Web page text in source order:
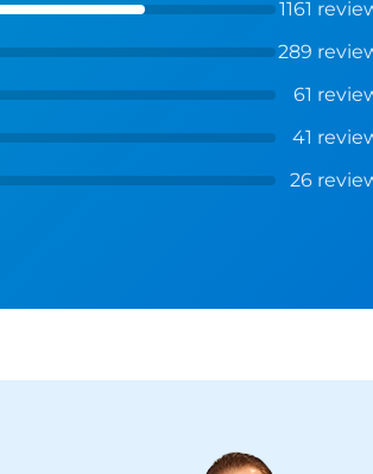
1161
289
61
41
26